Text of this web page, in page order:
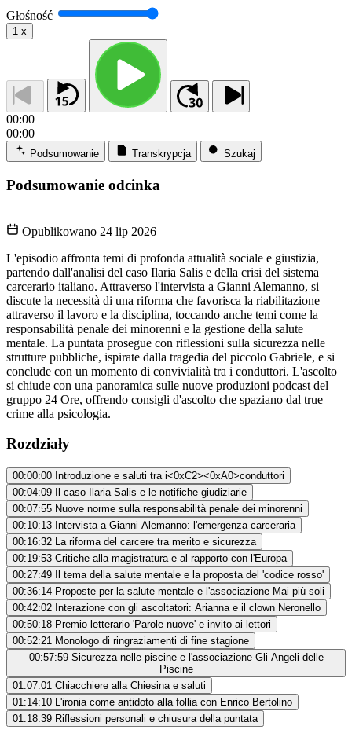
Głośność
1 x
00:00
00:00
Podsumowanie Transkrypcja Szukaj
Podsumowanie odcinka
Opublikowano 24 lip 2026
L'episodio affronta temi di profonda attualità sociale e giustizia,
partendo dall'analisi del caso Ilaria Salis e della crisi del sistema
carcerario italiano. Attraverso l'intervista a Gianni Alemanno, si
discute la necessità di una riforma che favorisca la riabilitazione
attraverso il lavoro e la disciplina, toccando anche temi come la
responsabilità penale dei minorenni e la gestione della salute
mentale. La puntata prosegue con riflessioni sulla sicurezza nelle
strutture pubbliche, ispirate dalla tragedia del piccolo Gabriele, e si
conclude con un momento di convivialità tra i conduttori. L'ascolto
si chiude con una panoramica sulle nuove produzioni podcast del
gruppo 24 Ore, offrendo consigli d'ascolto che spaziano dal true
crime alla psicologia.
Rozdziały
00:00:00 Introduzione e saluti tra i<0xC2><0xA0>conduttori
00:04:09
Il caso Ilaria Salis e le notifiche giudiziarie
00:07:55 Nuove norme sulla responsabilità penale dei minorenni
00:10:13 Intervista a Gianni Alemanno: l'emergenza carceraria
00:16:32
La riforma del carcere tra merito e sicurezza
00:19:53 Critiche alla magistratura e al rapporto con l'Europa
00:27:49
Il tema della salute mentale e la proposta del 'codice rosso'
00:36:14 Proposte per la salute mentale e l'associazione Mai più soli
00:42:02 Interazione con gli ascoltatori: Arianna e il clown Neronello
00:50:18 Premio letterario 'Parole nuove' e invito ai lettori
00:52:21 Monologo di ringraziamenti di fine stagione
00:57:59 Sicurezza nelle piscine e l'associazione Gli Angeli delle
Piscine
01:07:01 Chiacchiere alla Chiesina e saluti
01:14:10
L'ironia come antidoto alla follia con Enrico Bertolino
01:18:39 Riflessioni personali e chiusura della puntata